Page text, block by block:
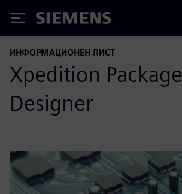
Siemens
ИНФОРМАЦИОНЕН ЛИСТ
Xpedition Package
Designer